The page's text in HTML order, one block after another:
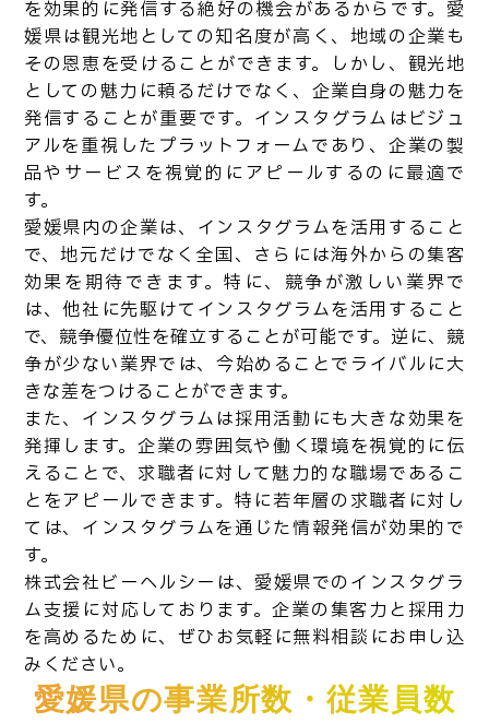
を効果的に発信する絶好の機会があるからです。愛
媛県は観光地としての知名度が高く、地域の企業も
その恩恵を受けることができます。しかし、観光地
としての魅力に頼るだけでなく、企業自身の魅力を
発信することが重要です。インスタグラムはビジュ
アルを重視したプラットフォームであり、企業の製
品やサービスを視覚的にアピールするのに最適で
す。
愛媛県内の企業は、インスタグラムを活用すること
で、地元だけでなく全国、さらには海外からの集客
効果を期待できます。特に、競争が激しい業界で
は、他社に先駆けてインスタグラムを活用すること
で、競争優位性を確立することが可能です。逆に、競
争が少ない業界では、今始めることでライバルに大
きな差をつけることができます。
また、インスタグラムは採用活動にも大きな効果を
発揮します。企業の雰囲気や働く環境を視覚的に伝
えることで、求職者に対して魅力的な職場であるこ
とをアピールできます。特に若年層の求職者に対し
ては、インスタグラムを通じた情報発信が効果的で
す。
株式会社ビーヘルシーは、愛媛県でのインスタグラ
ム支援に対応しております。企業の集客力と採用力
を高めるために、ぜひお気軽に無料相談にお申し込
みください。
愛媛県の事業所数・従業員数